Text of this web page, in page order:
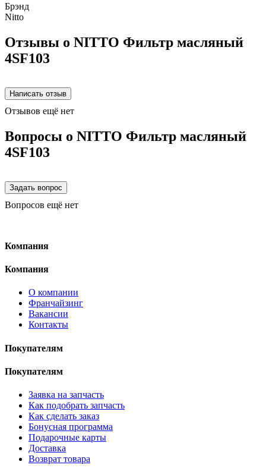
Брэнд
Nitto
Отзывы о NITTO Фильтр масляный
4SF103
Отзывов ещё нет
Вопросы о NITTO Фильтр масляный
4SF103
Вопросов ещё нет
Компания
Компания
О компании
Франчайзинг
Вакансии
Контакты
Покупателям
Покупателям
Заявка на запчасть
Как подобрать запчасть
Как сделать заказ
Бонусная программа
Подарочные карты
Доставка
Возврат товара